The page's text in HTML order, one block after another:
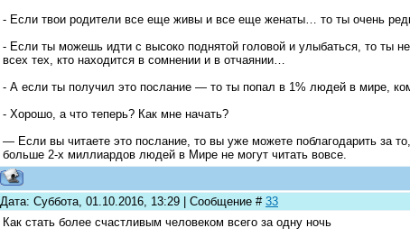
- Если твои родители все еще живы и все еще женаты… то ты очень
- Если ты можешь идти с высоко поднятой головой и улыбаться, то ты
всех тех, кто находится в сомнении и в отчаянии…
- А если ты получил это послание — то ты попал в 1% людей в мире,
- Хорошо, а что теперь? Как мне начать?
— Если вы читаете это послание, то вы уже можете поблагодарить за
больше 2-х миллиардов людей в Мире не могут читать вовсе.
Дата: Суббота, 01.10.2016, 13:29 | Сообщение # 33
Как стать более счастливым человеком всего за одну ночь